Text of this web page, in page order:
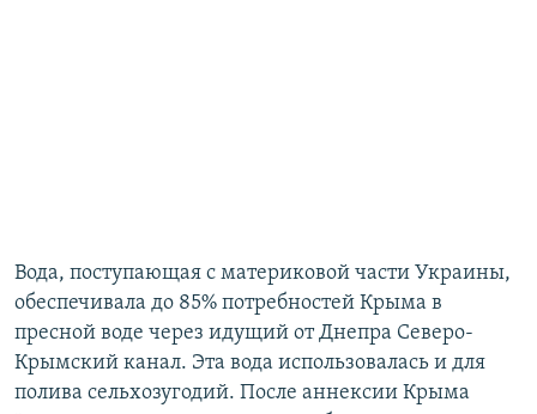
Вода, поступающая с материковой части Украины,
обеспечивала до 85% потребностей Крыма в
пресной воде через идущий от Днепра Северо-
Крымский канал. Эта вода использовалась и для
полива сельхозугодий. После аннексии Крыма